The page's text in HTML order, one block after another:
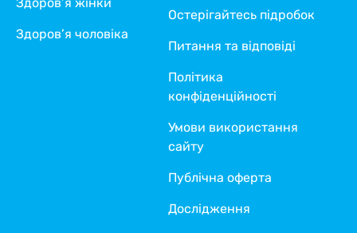
Остерігайтесь підробок
Питання та відповіді
Політика
конфіденційності
Умови використання
сайту
Публічна оферта
Дослідження
Здоров’я чоловіка